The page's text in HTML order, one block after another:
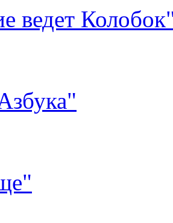
ведет